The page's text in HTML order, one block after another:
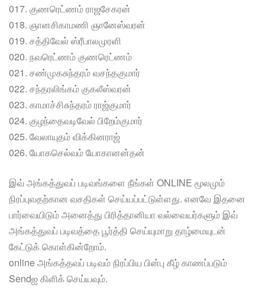
017. குணரெட்ணம் ராஜசேகரன்
018. ஞானசிகாமணி ஞானேஸ்வரன்
019. சத்திவேல் ஸ்ரீபாலமுரளி
020. நவரெட்ணம் குணரெட்ணம்
021. சண்முகசுந்தரம் வசந்தகுமார்
022. சந்தரலிங்கம் குகலீஸ்வரன்
023. காமாச்சிசுந்தரம் ராஜ்குமார்
024. குழந்தைவடிவேல் பிறேம்குமார்
025. வேலாயுதம் விக்கினராஜ்
026. யோகசெல்வம் யோகானன்தன்
இவ் அங்கத்துவப் படிவங்களை நீங்கள் ONLINE மூலமும்
நிரப்புவதற்கான வசதிகள் செய்யப்பட்டுள்ளது. எனவே இதனை
பார்வையிடும் அனைத்து பிரித்தானியா வல்வையர்களும் இவ்
அங்கத்துவப் படிவத்தை பூர்த்தி செய்யுமாறு தாழ்மையுடன்
கேட்டுக் கொள்கின்றோம்.
online அங்கத்தவப் படிவம் நிரப்பிய பின்பு கீழ் காணப்படும்
Sendஐ கிளிக் செய்யவும்.